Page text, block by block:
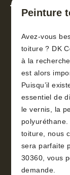
toiture
Peinture
Avez-vous
toiture ? DK
à la
est alors
Puisqu’il
essentiel de
le vernis, la
toiture, nous
sera parfaite
30360, vous
demande.